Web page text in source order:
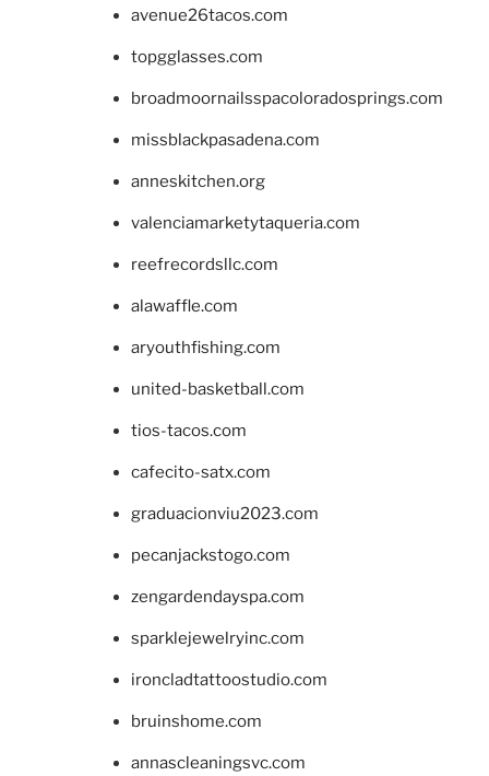
avenue26tacos.com
topgglasses.com
broadmoornailsspacoloradosprings.com
missblackpasadena.com
anneskitchen.org
valenciamarketytaqueria.com
reefrecordsllc.com
alawaffle.com
aryouthfishing.com
united-basketball.com
tios-tacos.com
cafecito-satx.com
graduacionviu2023.com
pecanjackstogo.com
zengardendayspa.com
sparklejewelryinc.com
ironcladtattoostudio.com
bruinshome.com
annascleaningsvc.com